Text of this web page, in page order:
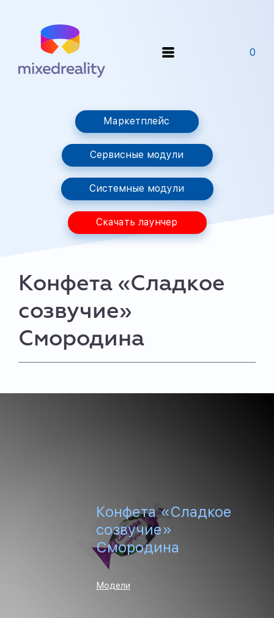
0
Маркетплейс
Сервисные модули
Системные модули
Скачать лаунчер
Конфета «Сладкое
созвучие»
Смородина
Конфета «Сладкое
созвучие»
Смородина
Модели